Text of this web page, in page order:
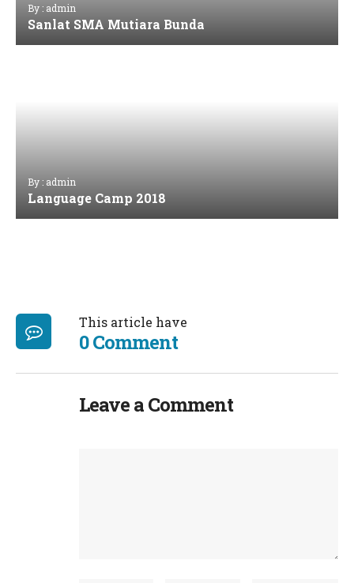
By : admin
Sanlat SMA Mutiara Bunda
By : admin
Language Camp 2018
This article have
0 Comment
Leave a Comment